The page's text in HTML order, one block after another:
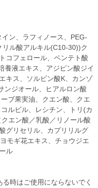
ン、ラフィノース、PEG-
ル酸アルキル(C10-30))ク
コフェロール、ペンテト酸
養液エキス、アジピン酸ジイ
キス、ソルビン酸K、カンゾ
ンジオール、ヒアルロン酸
ブ果実油、クエン酸、クエ
ルビル、レシチン、トリ(カ
エン酸／乳酸／リノール酸
グリセリル、カプリリルグ
モギ花エキス、チョウジエ
ル
時はご使用にならないでく